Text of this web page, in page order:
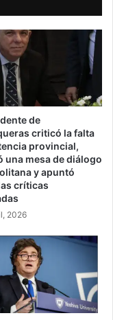
de
criticó la falta
provincial,
una mesa de diálogo
y apuntó
críticas
2026